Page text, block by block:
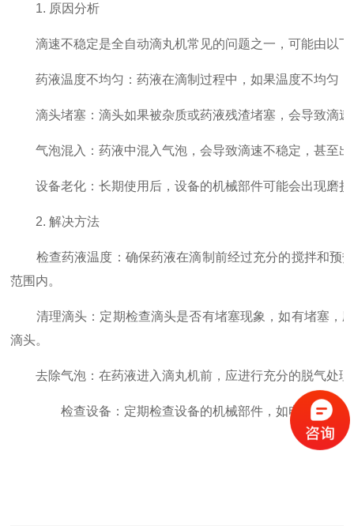
1. 原因分析
滴速不稳定是全自动滴丸机常见的问题之一，可能由以下
药液温度不均匀：药液在滴制过程中，如果温度不均匀，
滴头堵塞：滴头如果被杂质或药液残渣堵塞，会导致滴速
气泡混入：药液中混入气泡，会导致滴速不稳定，甚至出
设备老化：长期使用后，设备的机械部件可能会出现磨损
2. 解决方法
检查药液温度：确保药液在滴制前经过充分的搅拌和预
范围内。
清理滴头：定期检查滴头是否有堵塞现象，如有堵塞，
滴头。
去除气泡：在药液进入滴丸机前，应进行充分的脱气处理
检查设备：定期检查设备的机械部件，如电机、泵等